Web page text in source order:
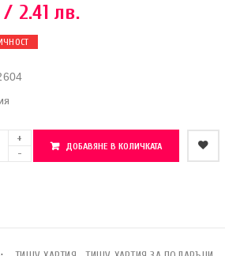
2.41 лв.
ДОБАВЯНЕ В КОЛИЧКАТА